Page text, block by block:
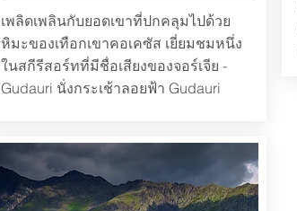
เพลิดเพลินกับยอดเขาที่ปกคลุมไปด้วย
หิมะของเทือกเขาคอเคซัส เยี่ยมชมหนึ่ง
ในสกีรีสอร์ทที่มีชื่อเสียงของจอร์เจีย -
Gudauri นั่งกระเช้าลอยฟ้า Gudauri